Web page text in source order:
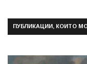
ПУБЛИКАЦИИ, КОИТО